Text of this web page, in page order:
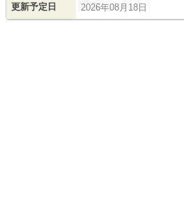
更新予定日 2026年08月18日